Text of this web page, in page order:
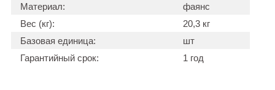
Материал:
фаянс
Вес (кг):
20,3 кг
Базовая единица:
шт
Гарантийный срок:
1 год